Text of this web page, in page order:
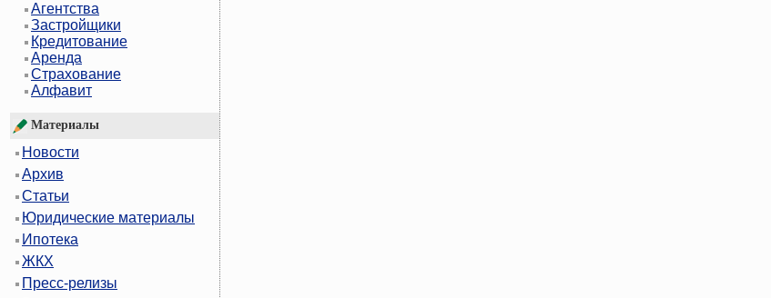
Агентства
Застройщики
Кредитование
Аренда
Страхование
Алфавит
Материалы
Новости
Архив
Статьи
Юридические материалы
Ипотека
ЖКХ
Пресс-релизы